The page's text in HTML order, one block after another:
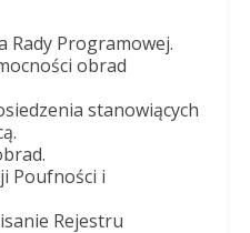
Rady Programowej.
obrad
stanowiących
Poufności i
Rejestru